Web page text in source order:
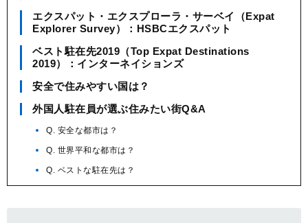
エクスパット・エクスプローラ・サーベイ（Expat
Explorer Survey）：HSBCエクスパット
ベスト駐在先2019（Top Expat Destinations
2019）：インターネイションズ
安全で住みやすい国は？
外国人駐在員が選ぶ住みたい街Q&A
Q. 安全な都市は？
Q. 世界平和な都市は？
Q. ベストな駐在先は？